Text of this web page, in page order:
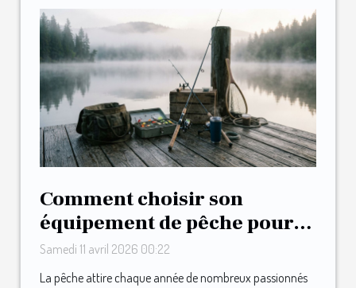
Comment choisir son
équipement de pêche pour
débutants ?
Samedi 11 avril 2026 00:22
La pêche attire chaque année de nombreux passionnés